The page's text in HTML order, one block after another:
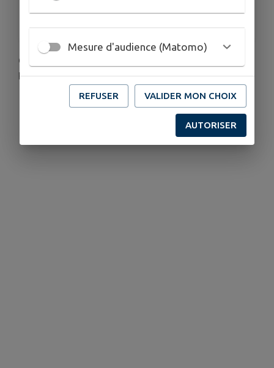
Concours de pétanque, au terrain de jeux du
Bassin.
Mesure d'audience (Matomo)
REFUSER VALIDER MON CHOIX
AUTORISER